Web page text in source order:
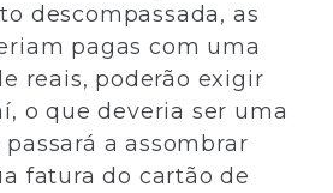
descompassada, as
pagas com uma
reais, poderão exigir
o que deveria ser uma
a assombrar
fatura do cartão de